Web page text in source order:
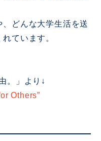
どんな大学生活を送
ています。
。」より↓
Others”